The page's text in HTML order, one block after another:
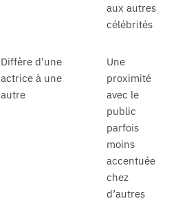
aux autres
célébrités
Diffère d’une
actrice à une
autre
Une
proximité
avec le
public
parfois
moins
accentuée
chez
d’autres